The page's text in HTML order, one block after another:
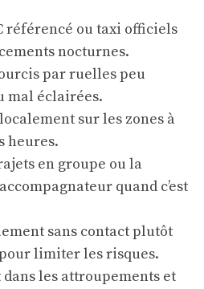
référencé ou taxi officiels
nocturnes.
par ruelles peu
mal éclairées.
sur les zones à
heures.
en groupe ou la
quand c’est
sans contact plutôt
limiter les risques.
les attroupements et